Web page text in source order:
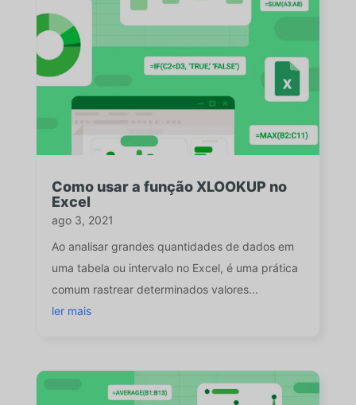
Como usar a função XLOOKUP no
Excel
ago 3, 2021
Ao analisar grandes quantidades de dados em
uma tabela ou intervalo no Excel, é uma prática
comum rastrear determinados valores...
ler mais